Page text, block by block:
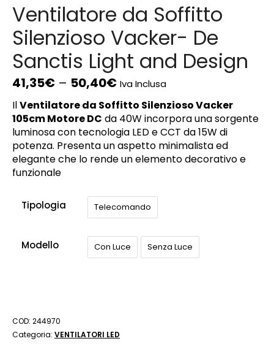
Ventilatore da Soffitto
Silenzioso Vacker- De
Sanctis Light and Design
41,35€ – 50,40€ Iva Inclusa
IlVentilatore da Soffitto Silenzioso Vacker
105cm Motore DC da 40W incorpora una sorgente
luminosa con tecnologia LED e CCT da 15W di
potenza. Presenta un aspetto minimalista ed
elegante che lo rende un elemento decorativo e
funzionale
Tipologia Telecomando
Modello Con Luce Senza Luce
COD: 244970
Categoria: VENTILATORI LED